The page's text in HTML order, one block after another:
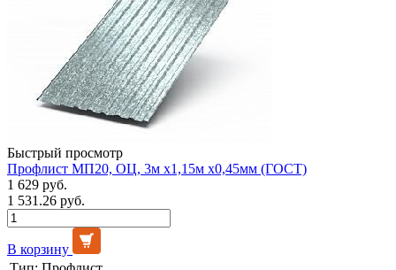
Быстрый просмотр
Профлист МП20, ОЦ, 3м х1,15м х0,45мм (ГОСТ)
1 629 руб.
1 531.26 руб.
В корзину